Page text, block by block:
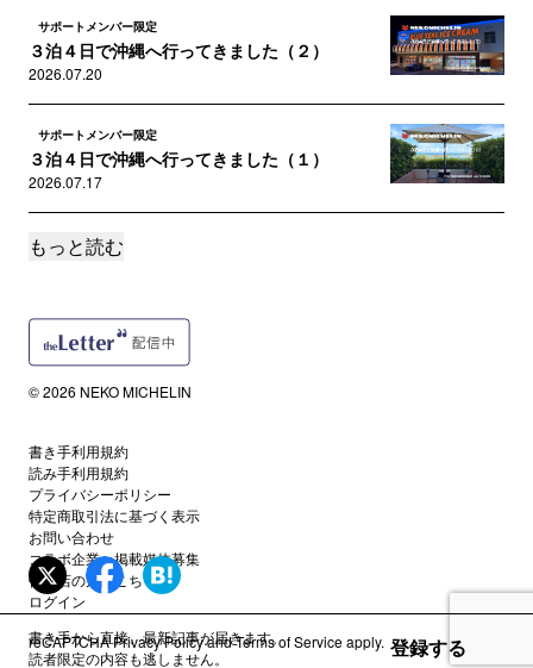
サポートメンバー限定
３泊４日で沖縄へ行ってきました（２）
2026.07.20
サポートメンバー限定
３泊４日で沖縄へ行ってきました（１）
2026.07.17
サポートメンバー限定
2026.07.05
卵焼きは甘くないと嫌です。
誰でも
5月11日20:00〜第13回「野蛮人放送局」です
2026.06.10
サポートメンバー限定
ICPO（国際刑事警察機構）RED NOTICE
2026.06.06
もっと読む
書き手から直接、最新記事が届きます。
読者限定の内容も逃しません。
登録する
© 2026 NEKO MICHELIN
書き手利用規約
読み手利用規約
プライバシーポリシー
特定商取引法に基づく表示
お問い合わせ
コラボ企業・掲載媒体募集
代理店の方はこちら
ログイン
reCAPTCHAPrivacy PolicyandTerms of Serviceapply.